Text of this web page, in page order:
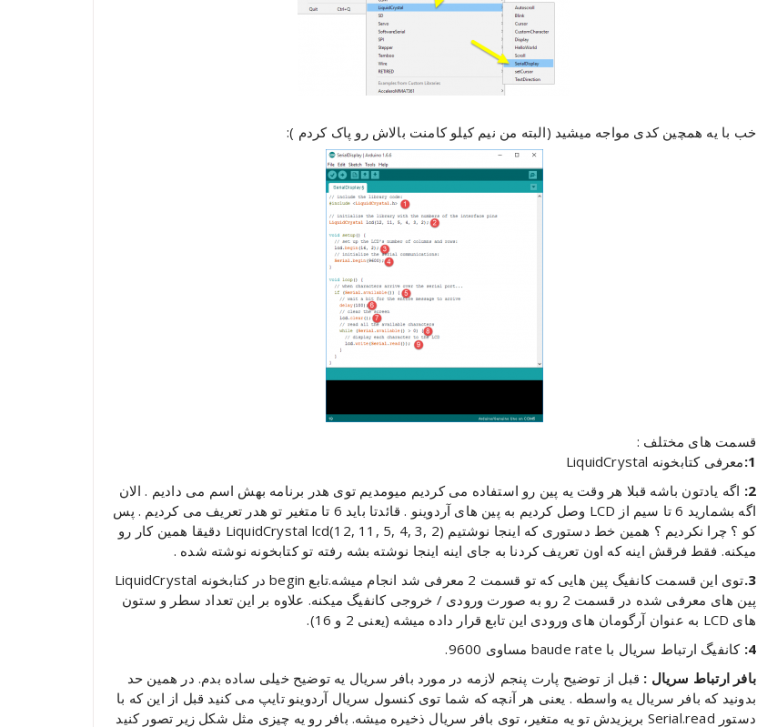
خب با یه همچین کدی مواجه میشید (البته من نیم کیلو کامنت بالاش رو پاک کردم ):
قسمت های مختلف :
1: معرفی کتابخونه LiquidCrystal
2: اگه یادتون باشه قبلا هر وقت یه پین رو استفاده می کردیم میومدیم توی هدر برنامه بهش اسم می دادیم . الان
اگه بشمارید 6 تا سیم از LCD وصل کردیم به پین های آردوینو . قائدتا باید 6 تا متغیر تو هدر تعریف می کردیم . پس
کو ؟ چرا نکردیم ؟ همین خط دستوری که اینجا نوشتیم (LiquidCrystal lcd(12, 11, 5, 4, 3, 2 دقیقا همین کار رو
میکنه. فقط فرقش اینه که اون تعریف کردنا به جای اینه اینجا نوشته بشه رفته تو کتابخونه نوشته شده .
3.
توی این قسمت کانفیگ پین هایی که تو قسمت 2 معرفی شد انجام میشه.تابع begin در کتابخونه LiquidCrystal
پین های معرفی شده در قسمت 2 رو به صورت ورودی / خروجی کانفیگ میکنه. علاوه بر این تعداد سطر و ستون
های LCD به عنوان آرگومان های ورودی این تابع قرار داده میشه (یعنی 2 و 16).
4: کانفیگ ارتباط سریال با baude rate مساوی 9600.
بافر ارتباط سریال : قبل از توضیح پارت پنجم لازمه در مورد بافر سریال یه توضیح خیلی ساده بدم. در همین حد
بدونید که بافر سریال یه واسطه . یعنی هر آنچه که شما توی کنسول سریال آردوینو تایپ می کنید قبل از این که با
دستور Serial.read بریزیدش تو یه متغیر، توی بافر سریال ذخیره میشه. بافر رو یه چیزی مثل شکل زیر تصور کنید